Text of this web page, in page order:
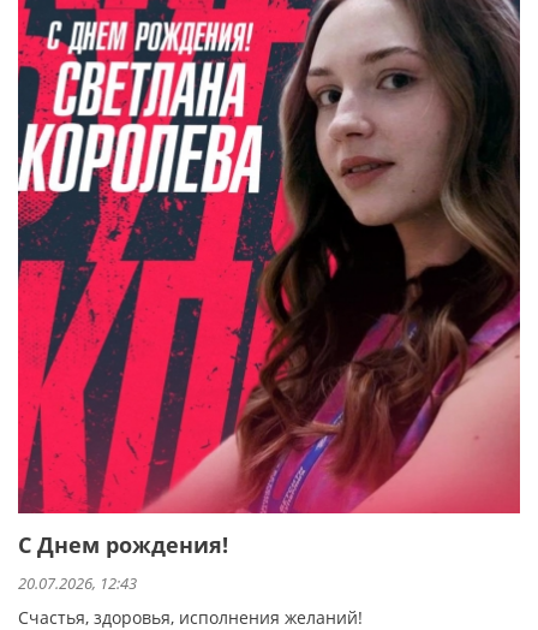
С Днем рождения!
20.07.2026, 12:43
Счастья, здоровья, исполнения желаний!